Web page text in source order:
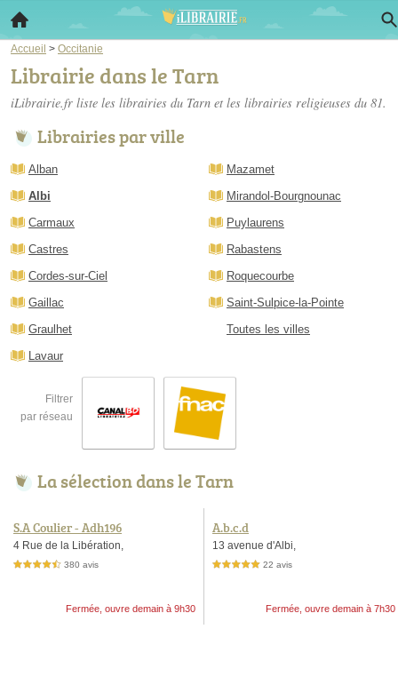
Accueil > Occitanie
Librairie dans le Tarn
iLibrairie.fr liste les librairies du Tarn et les librairies religieuses du 81.
Librairies par ville
Alban
Albi
Carmaux
Castres
Cordes-sur-Ciel
Gaillac
Graulhet
Lavaur
Mazamet
Mirandol-Bourgnounac
Puylaurens
Rabastens
Roquecourbe
Saint-Sulpice-la-Pointe
Toutes les villes
Filtrer
par réseau
La sélection dans le Tarn
S.A Coulier - Adh196
4 Rue de la Libération,
4,5 étoiles sur 5 380 avis
Fermée, ouvre demain à 9h30
A.b.c.d
13 avenue d'Albi,
5,0 étoiles sur 5 22 avis
Fermée, ouvre demain à 7h30